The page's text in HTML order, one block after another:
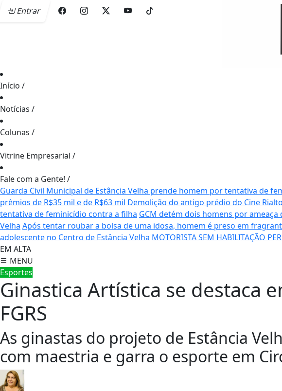
Entrar
Início /
Notícias /
Colunas /
Vitrine Empresarial /
Fale com a Gente! /
Guarda Civil Municipal de Estância Velha prende homem por tentativa de
prêmios de R$35 mil e de R$63 mil Demolição do antigo prédio do Cine
tentativa de feminicídio contra a filha GCM detém dois homens por
Velha Após tentar roubar a bolsa de uma idosa, homem é preso em
adolescente no Centro de Estância Velha MOTORISTA SEM HABILITAÇÃO
EM ALTA
MENU
Esportes
Ginastica Artística se destaca
FGRS
As ginastas do projeto de Estância
com maestria e garra o esporte em